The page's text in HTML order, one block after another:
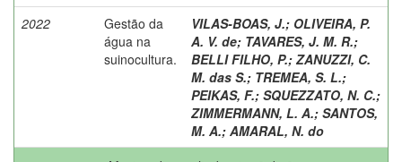
2022
Gestão da
água na
suinocultura.
VILAS-BOAS, J.; OLIVEIRA, P.
A. V. de; TAVARES, J. M. R.;
BELLI FILHO, P.; ZANUZZI, C.
M. das S.; TREMEA, S. L.;
PEIKAS, F.; SQUEZZATO, N. C.;
ZIMMERMANN, L. A.; SANTOS,
M. A.; AMARAL, N. do